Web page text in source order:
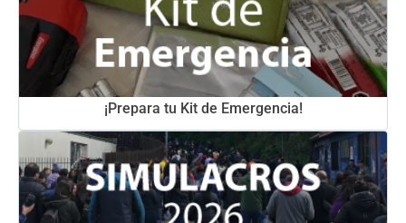
¡Prepara tu Kit de Emergencia!